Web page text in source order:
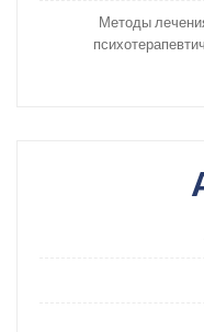
Методы